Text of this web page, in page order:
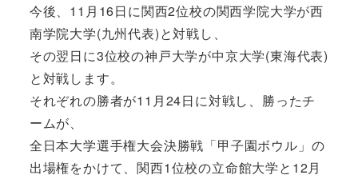
今後、11月16日に関西2位校の関西学院大学が西
南学院大学(九州代表)と対戦し、
その翌日に3位校の神戸大学が中京大学(東海代表)
と対戦します。
それぞれの勝者が11月24日に対戦し、勝ったチ
ームが、
全日本大学選手権大会決勝戦「甲子園ボウル」の
出場権をかけて、関西1位校の立命館大学と12月